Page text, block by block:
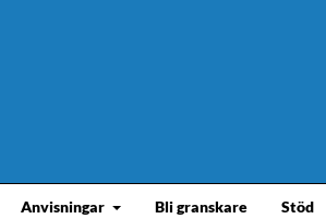
Anvisningar Bli granskare Stöd